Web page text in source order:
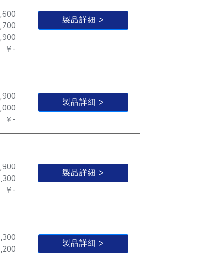
￥-
製品詳細
￥-
製品詳細
￥-
製品詳細
製品詳細